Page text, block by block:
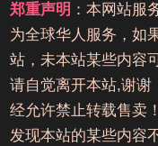
郑重声明 ：本网站服
为全球华人服务，如
站，未本站某些内容
请自觉离开本站,谢谢
经允许禁止转载售卖
发现本站的某些内容